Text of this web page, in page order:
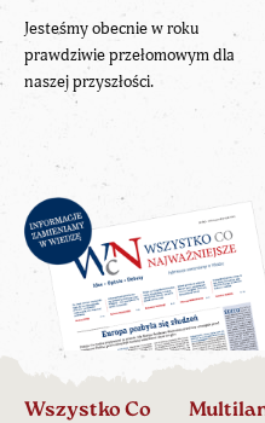
Jesteśmy obecnie w roku
prawdziwie przełomowym dla
naszej przyszłości.
Wszystko Co